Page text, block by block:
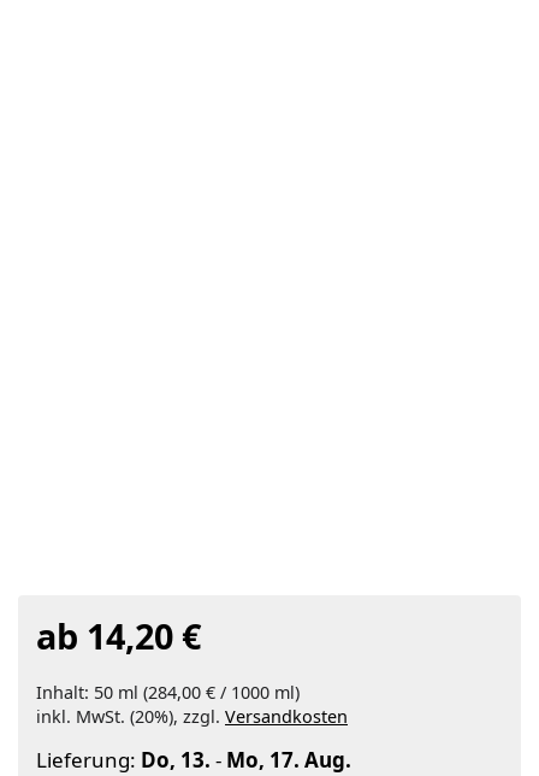
ab 14,20 €
Inhalt: 50 ml (284,00 € / 1000 ml)
inkl. MwSt. (20%), zzgl. Versandkosten
Lieferung: Do, 13. - Mo, 17. Aug.